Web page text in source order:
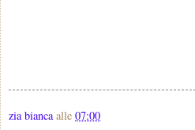
zia bianca alle 07:00